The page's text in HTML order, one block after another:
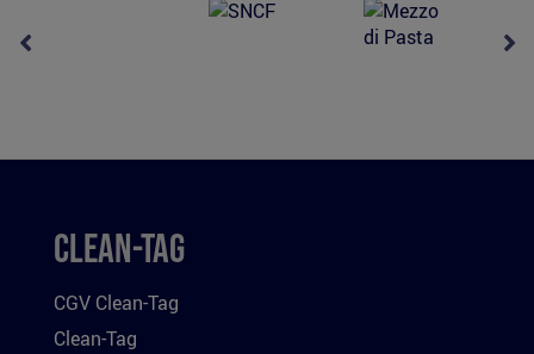
Clean-Tag
CGV Clean-Tag
Clean-Tag